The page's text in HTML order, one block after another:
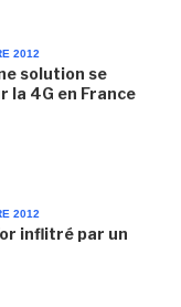
2012
solution se
la 4G en France
2012
inflitré par un